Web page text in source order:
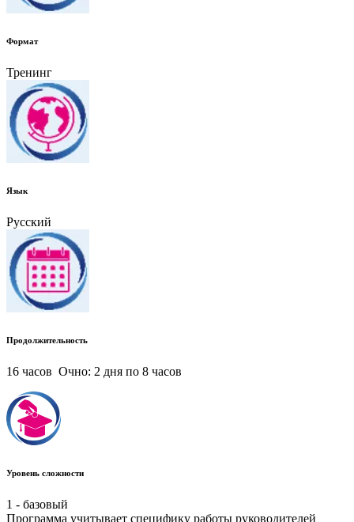
Формат
Тренинг
Язык
Русский
Продолжительность
16 часов Очно: 2 дня по 8 часов
Уровень сложности
1 - базовый
Программа учитывает специфику работы руководителей